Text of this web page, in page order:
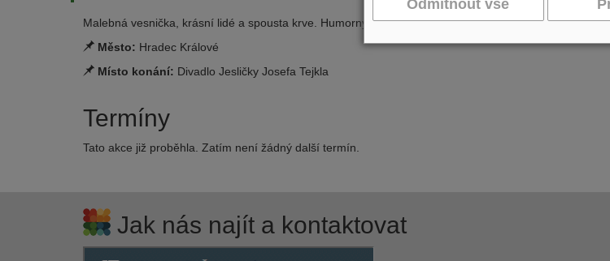
Malebná vesnička, krásní lidé a spousta krve. Humorný jevištní thriller. Režie: Karel Pešek
Město: Hradec Králové
Místo konání: Divadlo Jesličky Josefa Tejkla
Termíny
Tato akce již proběhla. Zatím není žádný další termín.
Jak nás najít a kontaktovat